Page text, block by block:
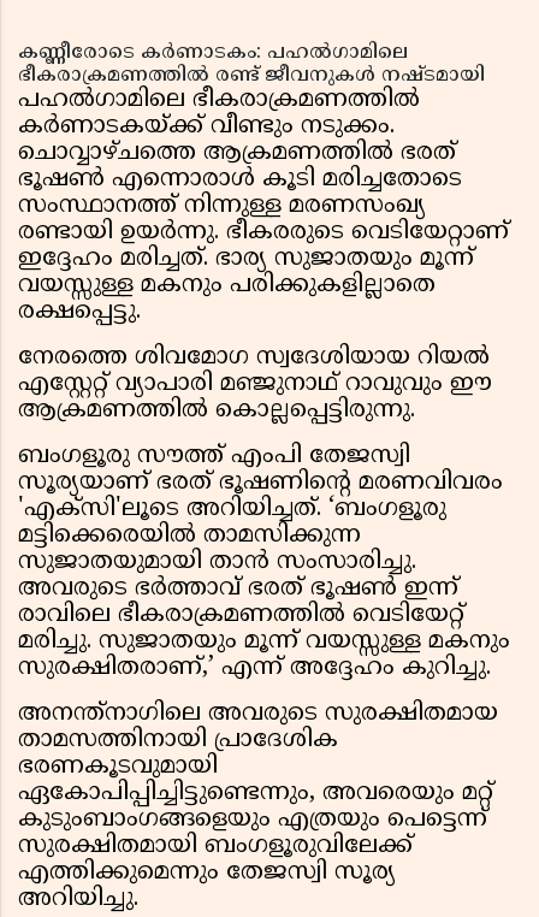
കണ്ണീരോടെ കർണാടകം: പഹൽഗാമിലെ
ഭീകരാക്രമണത്തിൽ രണ്ട് ജീവനുകൾ നഷ്ടമായി
പഹൽഗാമിലെ ഭീകരാക്രമണത്തിൽ
കർണാടകയ്ക്ക് വീണ്ടും നടുക്കം.
ചൊവ്വാഴ്ചത്തെ ആക്രമണത്തിൽ ഭരത്
ഭൂഷൺ എന്നൊരാൾ കൂടി മരിച്ചതോടെ
സംസ്ഥാനത്ത് നിന്നുള്ള മരണസംഖ്യ
രണ്ടായി ഉയർന്നു. ഭീകരരുടെ വെടിയേറ്റാണ്
ഇദ്ദേഹം മരിച്ചത്. ഭാര്യ സുജാതയും മൂന്ന്
വയസ്സുള്ള മകനും പരിക്കുകളില്ലാതെ
രക്ഷപ്പെട്ടു.
നേരത്തെ ശിവമോഗ സ്വദേശിയായ റിയൽ
എസ്റ്റേറ്റ് വ്യാപാരി മഞ്ജുനാഥ് റാവുവും ഈ
ആക്രമണത്തിൽ കൊല്ലപ്പെട്ടിരുന്നു.
ബംഗളൂരു സൗത്ത് എംപി തേജസ്വി
സൂര്യയാണ് ഭരത് ഭൂഷണിന്റെ മരണവിവരം
'എക്സി'ലൂടെ അറിയിച്ചത്. ‘ബംഗളൂരു
മട്ടിക്കെരെയിൽ താമസിക്കുന്ന
സുജാതയുമായി താൻ സംസാരിച്ചു.
അവരുടെ ഭർത്താവ് ഭരത് ഭൂഷൺ ഇന്ന്
രാവിലെ ഭീകരാക്രമണത്തിൽ വെടിയേറ്റ്
മരിച്ചു. സുജാതയും മൂന്ന് വയസ്സുള്ള മകനും
സുരക്ഷിതരാണ്,’ എന്ന് അദ്ദേഹം കുറിച്ചു.
അനന്ത്നാഗിലെ അവരുടെ സുരക്ഷിതമായ
താമസത്തിനായി പ്രാദേശിക
ഭരണകൂടവുമായി
ഏകോപിപ്പിച്ചിട്ടുണ്ടെന്നും, അവരെയും മറ്റ്
കുടുംബാംഗങ്ങളെയും എത്രയും പെട്ടെന്ന്
സുരക്ഷിതമായി ബംഗളൂരുവിലേക്ക്
എത്തിക്കുമെന്നും തേജസ്വി സൂര്യ
അറിയിച്ചു.